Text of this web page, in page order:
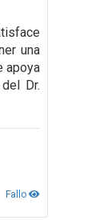
una
apoya
Dr.
Fallo